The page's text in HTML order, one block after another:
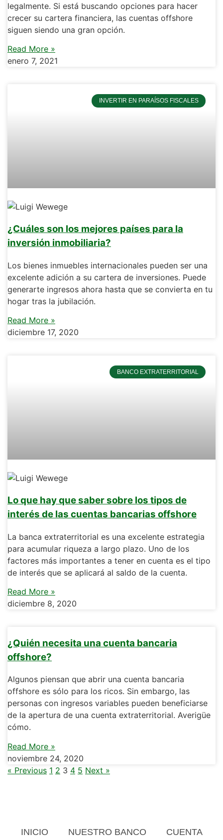
legalmente. Si está buscando opciones para hacer
crecer su cartera financiera, las cuentas offshore
siguen siendo una gran opción.
Read More »
enero 7, 2021
INVERTIR EN PARAÍSOS FISCALES
¿Cuáles son los mejores países para la
inversión inmobiliaria?
Los bienes inmuebles internacionales pueden ser una
excelente adición a su cartera de inversiones. Puede
generarte ingresos ahora hasta que se convierta en tu
hogar tras la jubilación.
Read More »
diciembre 17, 2020
BANCO EXTRATERRITORIAL
Lo que hay que saber sobre los tipos de
interés de las cuentas bancarias offshore
La banca extraterritorial es una excelente estrategia
para acumular riqueza a largo plazo. Uno de los
factores más importantes a tener en cuenta es el tipo
de interés que se aplicará al saldo de la cuenta.
Read More »
diciembre 8, 2020
¿Quién necesita una cuenta bancaria
offshore?
Algunos piensan que abrir una cuenta bancaria
offshore es sólo para los ricos. Sin embargo, las
personas con ingresos variables pueden beneficiarse
de la apertura de una cuenta extraterritorial. Averigüe
cómo.
Read More »
noviembre 24, 2020
« Previous 1 2 3 4 5 Next »
INICIO NUESTRO BANCO CUENTA